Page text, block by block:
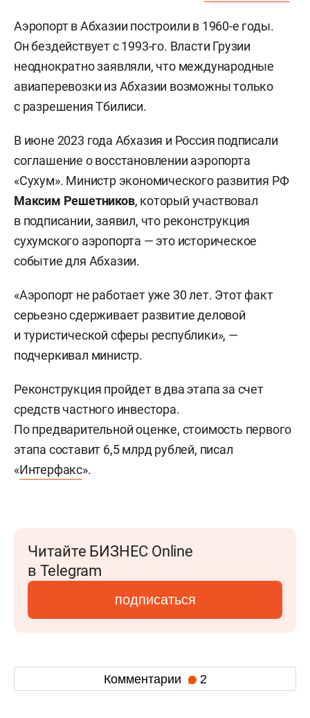
Аэропорт в Абхазии построили в 1960-е годы.
Он бездействует с 1993-го. Власти Грузии
неоднократно заявляли, что международные
авиаперевозки из Абхазии возможны только
с разрешения Тбилиси.
В июне 2023 года Абхазия и Россия подписали
соглашение о восстановлении аэропорта
«Сухум». Министр экономического развития РФ
Максим Решетников, который участвовал
в подписании, заявил, что реконструкция
сухумского аэропорта — это историческое
событие для Абхазии.
«Аэропорт не работает уже 30 лет. Этот факт
серьезно сдерживает развитие деловой
и туристической сферы республики», —
подчеркивал министр.
Реконструкция пройдет в два этапа за счет
средств частного инвестора.
По предварительной оценке, стоимость первого
этапа составит 6,5 млрд рублей, писал
«Интерфакс».
Читайте БИЗНЕС Online
в Telegram
подписаться
Комментарии 2